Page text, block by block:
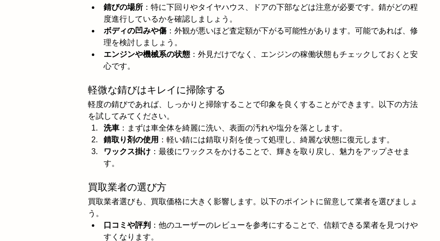
錆びの場所 ：特に下回りやタイヤハウス、ドアの下部などは注意が必要です。錆がどの程
度進行しているかを確認しましょう。
ボディの凹みや傷：外観が悪いほど査定額が下がる可能性があります。可能であれば、修
理を検討しましょう。
エンジンや機械系の状態 ：外見だけでなく、エンジンの稼働状態もチェックしておくと安
心です。
軽微な錆びはキレイに掃除する
軽度の錆びであれば、しっかりと掃除することで印象を良くすることができます。以下の方法
を試してみてください。
洗車 ：まずは車全体を綺麗に洗い、表面の汚れや塩分を落とします。
錆取り剤の使用 ：軽い錆には錆取り剤を使って処理し、綺麗な状態に復元します。
ワックス掛け ：最後にワックスをかけることで、輝きを取り戻し、魅力をアップさせま
す。
買取業者の選び方
買取業者選びも、買取価格に大きく影響します。以下のポイントに留意して業者を選びましょ
う。
口コミや評判 ：他のユーザーのレビューを参考にすることで、信頼できる業者を見つけや
すくなります。